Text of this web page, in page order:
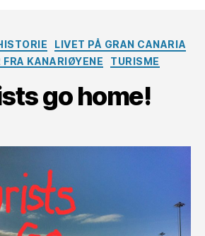
Kategorier
LIVET PÅ GRAN CANARIA
FRA KANARIØYENE
TURISME
go home!